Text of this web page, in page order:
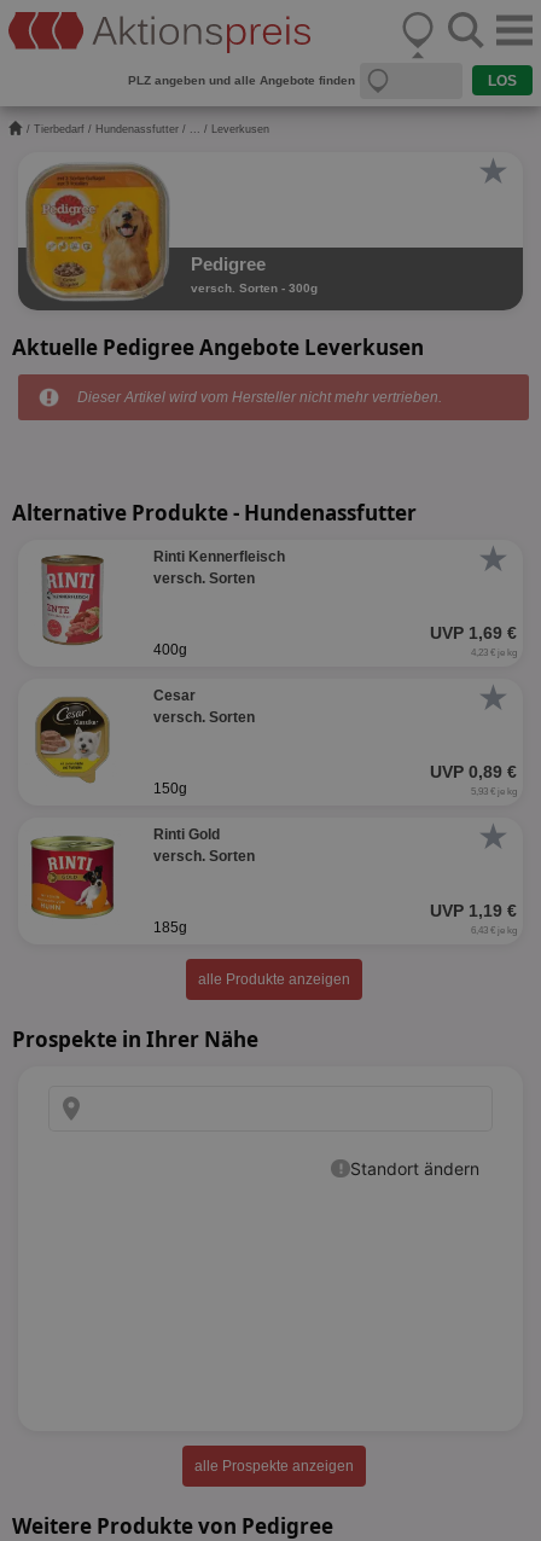
PLZ angeben und alle Angebote finden
/ Tierbedarf / Hundenassfutter / ... / Leverkusen
★
Pedigree
versch. Sorten - 300g
Aktuelle Pedigree Angebote Leverkusen
Dieser Artikel wird vom Hersteller nicht mehr vertrieben.
Alternative Produkte - Hundenassfutter
★
Rinti Kennerfleisch
versch. Sorten
UVP 1,69 €
400g 4,23 € je kg
★
Cesar
versch. Sorten
UVP 0,89 €
150g 5,93 € je kg
★
Rinti Gold
versch. Sorten
UVP 1,19 €
185g 6,43 € je kg
alle Produkte anzeigen
Prospekte in Ihrer Nähe
alle Prospekte anzeigen
Weitere Produkte von Pedigree